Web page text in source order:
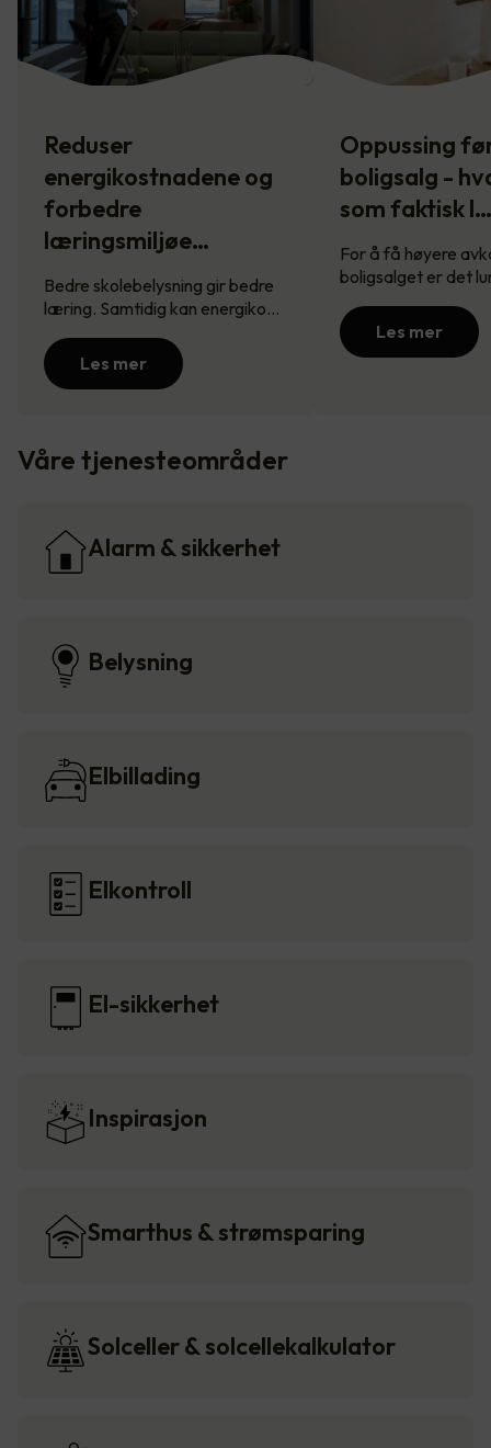
Reduser
energikostnadene og
forbedre
læringsmiljøe…
Bedre skolebelysning gir bedre
læring. Samtidig kan energiko…
Les mer
Oppussing
boligsalg -
som faktisk l…
For å få høyere
boligsalget er det
Les mer
Våre tjenesteområder
Alarm & sikkerhet
Belysning
Elbillading
Elkontroll
El-sikkerhet
Inspirasjon
Smarthus & strømsparing
Solceller & solcellekalkulator